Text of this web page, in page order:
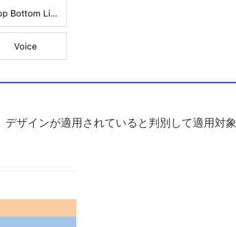
デザインが適用されていると判別して適用対象